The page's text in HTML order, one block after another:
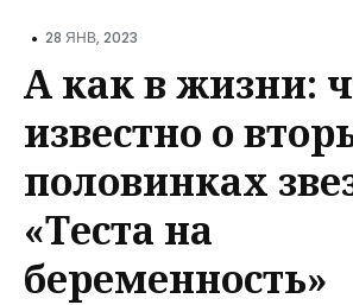
• 28 ЯНВ, 2023
А как в жизни:
известно о
половинках
«Теста на
беременность»